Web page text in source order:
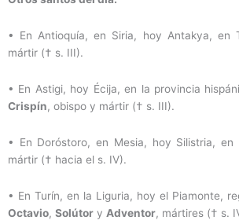
• En Antioquía, en Siria, hoy Antakya, en
mártir († s. III).
• En Astigi, hoy Écija, en la provincia
Crispín, obispo y mártir († s. III).
• En Doróstoro, en Mesia, hoy Silistria, en
mártir († hacia el s. IV).
• En Turín, en la Liguria, hoy el Piamonte,
Octavio, Solútor y Adventor, mártires († s.